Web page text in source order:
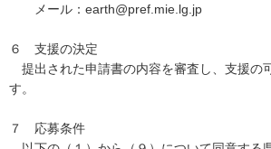
メール：earth@pref.mie.lg.jp
６ 支援の決定
提出された申請書の内容を審査し、支援の
す。
７ 応募条件